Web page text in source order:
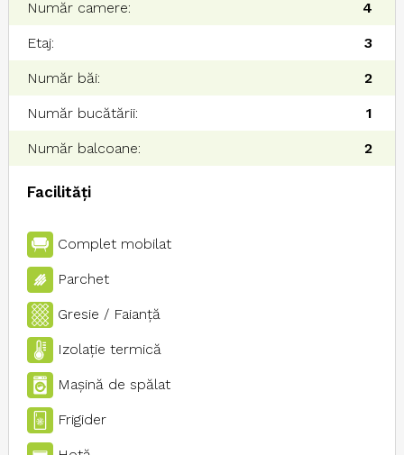
Număr camere: 4
Etaj: 3
Număr băi: 2
Număr bucătării: 1
Număr balcoane: 2
Facilități
Complet mobilat
Parchet
Gresie / Faianţă
Izolaţie termică
Maşină de spălat
Frigider